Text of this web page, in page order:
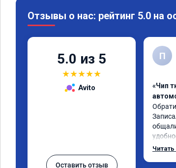
Отзывы о нас: рейтинг 5.0 на
5.0 из 5
★★★★★
Avito
Оставить отзыв
П
«Чип